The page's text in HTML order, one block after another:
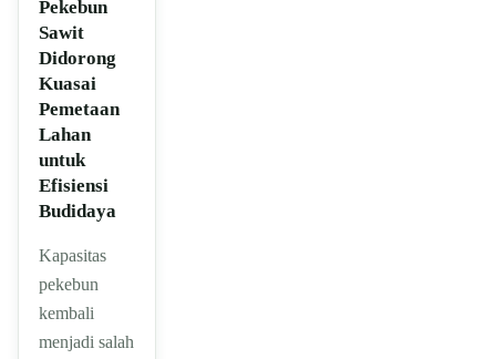
Pekebun
Sawit
Didorong
Kuasai
Pemetaan
Lahan
untuk
Efisiensi
Budidaya
Kapasitas
pekebun
kembali
menjadi salah